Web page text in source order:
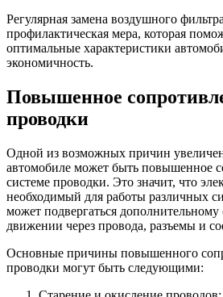
Регулярная замена воздушного
профилактическая мера, которая
оптимальные характеристики
экономичность.
Повышенное
проводки
Одной из возможных причин
автомобиле может быть повышенное
системе проводки. Это значит, что
необходимый для работы различных
может подвергаться
движении через провода, разъемы и
Основные причины повышенного
проводки могут быть следующими: